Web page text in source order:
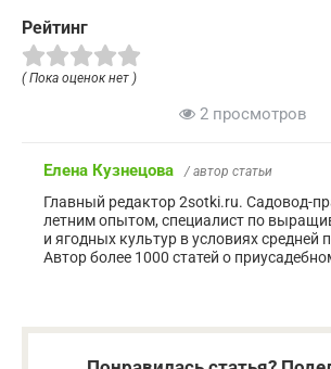
Рейтинг
( Пока оценок нет )
2 просмотров
Елена Кузнецова / автор статьи
Главный редактор 2sotki.ru. Садовод-
летним опытом, специалист по
и ягодных культур в условиях средней
Автор более 1000 статей о